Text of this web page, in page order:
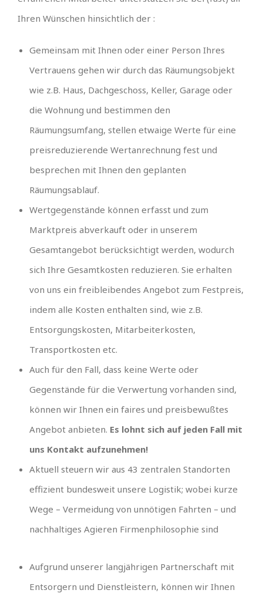
Ihren Wünschen hinsichtlich der :
Gemeinsam mit Ihnen oder einer Person Ihres
Vertrauens gehen wir durch das Räumungsobjekt
wie z.B. Haus, Dachgeschoss, Keller, Garage oder
die Wohnung und bestimmen den
Räumungsumfang, stellen etwaige Werte für eine
preisreduzierende Wertanrechnung fest und
besprechen mit Ihnen den geplanten
Räumungsablauf.
Wertgegenstände können erfasst und zum
Marktpreis abverkauft oder in unserem
Gesamtangebot berücksichtigt werden, wodurch
sich Ihre Gesamtkosten reduzieren. Sie erhalten
von uns ein freibleibendes Angebot zum Festpreis,
indem alle Kosten enthalten sind, wie z.B.
Entsorgungskosten, Mitarbeiterkosten,
Transportkosten etc.
Auch für den Fall, dass keine Werte oder
Gegenstände für die Verwertung vorhanden sind,
können wir Ihnen ein faires und preisbewußtes
Angebot anbieten. Es lohnt sich auf jeden Fall mit
uns Kontakt aufzunehmen!
Aktuell steuern wir aus 43 zentralen Standorten
effizient bundesweit unsere Logistik; wobei kurze
Wege – Vermeidung von unnötigen Fahrten – und
nachhaltiges Agieren Firmenphilosophie sind
Aufgrund unserer langjährigen Partnerschaft mit
Entsorgern und Dienstleistern, können wir Ihnen